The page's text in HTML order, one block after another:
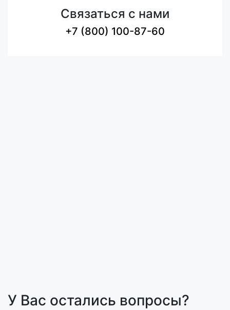
Связаться с нами
+7 (800) 100-87-60
У Вас остались вопросы?